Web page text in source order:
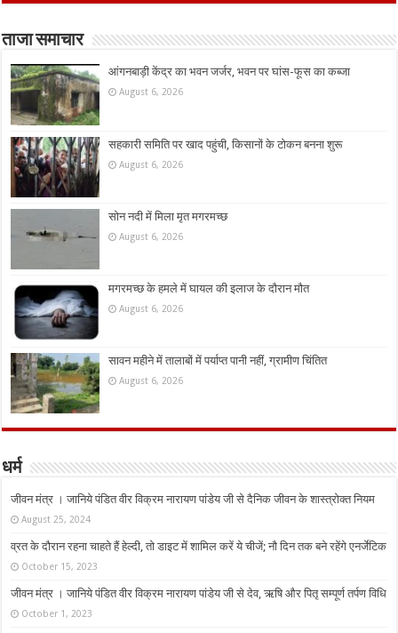
ताजा समाचार
आंगनबाड़ी केंद्र का भवन जर्जर, भवन पर घांस-फूस का कब्जा
August 6, 2026
सहकारी समिति पर खाद पहुंची, किसानों के टोकन बनना शुरू
August 6, 2026
सोन नदी में मिला मृत मगरमच्छ
August 6, 2026
मगरमच्छ के हमले में घायल की इलाज के दौरान मौत
August 6, 2026
सावन महीने में तालाबों में पर्याप्त पानी नहीं, ग्रामीण चिंतित
August 6, 2026
धर्म
जीवन मंत्र । जानिये पंडित वीर विक्रम नारायण पांडेय जी से दैनिक जीवन के शास्त्रोक्त नियम
August 25, 2024
व्रत के दौरान रहना चाहते हैं हेल्दी, तो डाइट में शामिल करें ये चीजें; नौ दिन तक बने रहेंगे एनर्जेटिक
October 15, 2023
जीवन मंत्र । जानिये पंडित वीर विक्रम नारायण पांडेय जी से देव, ऋषि और पितृ सम्पूर्ण तर्पण विधि
October 1, 2023